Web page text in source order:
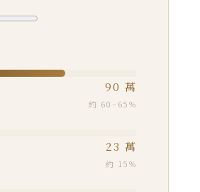
90 萬
約 60–65%
23 萬
約 15%